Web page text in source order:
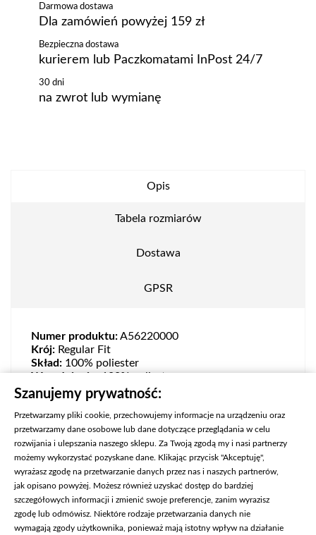
Darmowa dostawa
Dla zamówień powyżej 159 zł
Bezpieczna dostawa
kurierem lub Paczkomatami InPost 24/7
30 dni
na zwrot lub wymianę
Opis
Tabela rozmiarów
Dostawa
GPSR
Numer produktu:A56220000
Krój: Regular Fit
Skład: 100% poliester
Wypełnienie:100% poliester
Podszewka:100% poliester
Szanujemy prywatność:
Przetwarzamy pliki cookie, przechowujemy informacje na urządzeniu oraz
przetwarzamy dane osobowe lub dane dotyczące przeglądania w celu
rozwijania i ulepszania naszego sklepu. Za Twoją zgodą my i nasi partnerzy
możemy wykorzystać pozyskane dane. Klikając przycisk "Akceptuję",
wyrażasz zgodę na przetwarzanie danych przez nas i naszych partnerów,
jak opisano powyżej. Możesz również uzyskać dostęp do bardziej
szczegółowych informacji i zmienić swoje preferencje, zanim wyrazisz
zgodę lub odmówisz. Niektóre rodzaje przetwarzania danych nie
wymagają zgody użytkownika, ponieważ mają istotny wpływ na działanie